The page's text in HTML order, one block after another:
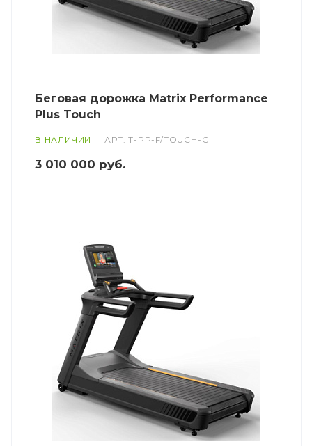
Беговая дорожка Matrix Performance
Plus Touch
В НАЛИЧИИ АРТ.T-PP-F/TOUCH-C
3 010 000 руб.